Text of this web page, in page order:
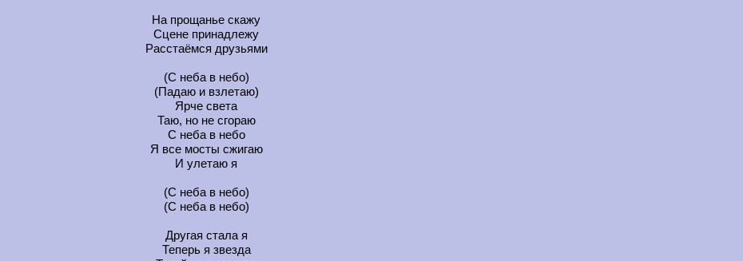
На прощанье скажу
Сцене принадлежу
Расстаёмся друзьями
(С неба в небо)
(Падаю и взлетаю)
Ярче света
Таю, но не сгораю
С неба в небо
Я все мосты сжигаю
И улетаю я
(С неба в небо)
(С неба в небо)
Другая стала я
Теперь я звезда